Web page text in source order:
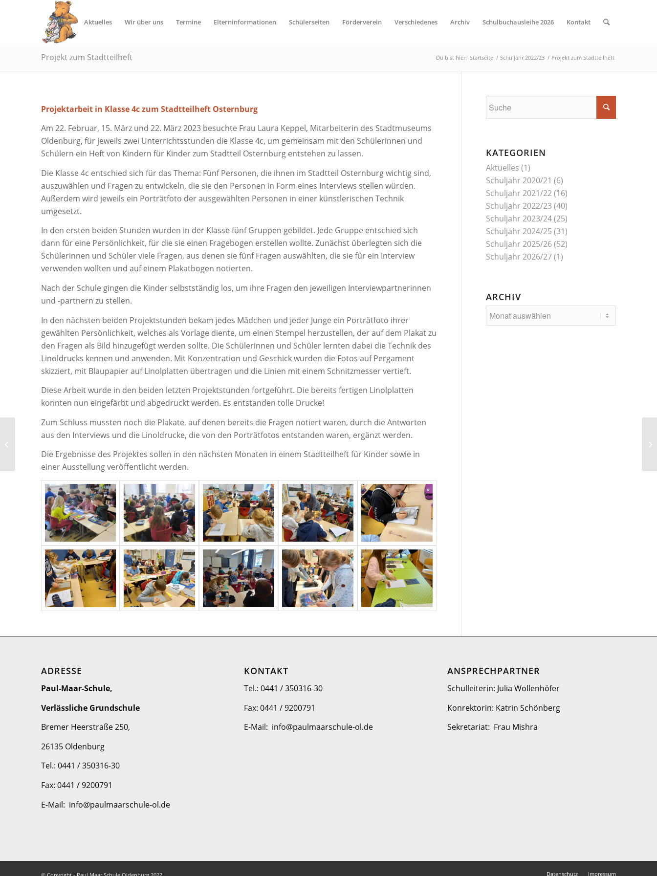
Home Aktuelles Wir über uns Termine Elterninformationen Schülerseiten Förderverein Verschiedenes Archiv Schulbuchausleihe 2026 Kontakt
Projekt zum Stadtteilheft Du bist hier: Startseite / Schuljahr 2022/23 / Projekt zum Stadtteilheft
Projektarbeit in Klasse 4c zum Stadtteilheft Osternburg
Am 22. Februar, 15. März und 22. März 2023 besuchte Frau Laura Keppel, Mitarbeiterin des Stadtmuseums
Oldenburg, für jeweils zwei Unterrichtsstunden die Klasse 4c, um gemeinsam mit den Schülerinnen und
Schülern ein Heft von Kindern für Kinder zum Stadtteil Osternburg entstehen zu lassen.
Die Klasse 4c entschied sich für das Thema: Fünf Personen, die ihnen im Stadtteil Osternburg wichtig sind,
auszuwählen und Fragen zu entwickeln, die sie den Personen in Form eines Interviews stellen würden.
Außerdem wird jeweils ein Porträtfoto der ausgewählten Personen in einer künstlerischen Technik
umgesetzt.
In den ersten beiden Stunden wurden in der Klasse fünf Gruppen gebildet. Jede Gruppe entschied sich
dann für eine Persönlichkeit, für die sie einen Fragebogen erstellen wollte. Zunächst überlegten sich die
Schülerinnen und Schüler viele Fragen, aus denen sie fünf Fragen auswählten, die sie für ein Interview
verwenden wollten und auf einem Plakatbogen notierten.
Nach der Schule gingen die Kinder selbstständig los, um ihre Fragen den jeweiligen Interviewpartnerinnen
und -partnern zu stellen.
In den nächsten beiden Projektstunden bekam jedes Mädchen und jeder Junge ein Porträtfoto ihrer
gewählten Persönlichkeit, welches als Vorlage diente, um einen Stempel herzustellen, der auf dem Plakat zu
den Fragen als Bild hinzugefügt werden sollte. Die Schülerinnen und Schüler lernten dabei die Technik des
Linoldrucks kennen und anwenden. Mit Konzentration und Geschick wurden die Fotos auf Pergament
skizziert, mit Blaupapier auf Linolplatten übertragen und die Linien mit einem Schnitzmesser vertieft.
Diese Arbeit wurde in den beiden letzten Projektstunden fortgeführt. Die bereits fertigen Linolplatten
konnten nun eingefärbt und abgedruckt werden. Es entstanden tolle Drucke!
Zum Schluss mussten noch die Plakate, auf denen bereits die Fragen notiert waren, durch die Antworten
aus den Interviews und die Linoldrucke, die von den Porträtfotos entstanden waren, ergänzt werden.
Die Ergebnisse des Projektes sollen in den nächsten Monaten in einem Stadtteilheft für Kinder sowie in
einer Ausstellung veröffentlicht werden.
KATEGORIEN
Aktuelles (1)
Schuljahr 2020/21 (6)
Schuljahr 2021/22(16)
Schuljahr 2022/23 (40)
Schuljahr 2023/24(25)
Schuljahr 2024/25 (31)
Schuljahr 2025/26(52)
Schuljahr 2026/27(1)
ARCHIV
ADRESSE
Paul-Maar-Schule,
Verlässliche Grundschule
Bremer Heerstraße 250,
26135 Oldenburg
Tel.: 0441 / 350316-30
Fax: 0441 / 9200791
E-Mail: info@paulmaarschule-ol.de
KONTAKT
Tel.: 0441 / 350316-30
Fax: 0441 / 9200791
E-Mail: info@paulmaarschule-ol.de
ANSPRECHPARTNER
Schulleiterin: Julia Wollenhöfer
Konrektorin: Katrin Schönberg
Sekretariat: Frau Mishra
Datenschutz Impressum